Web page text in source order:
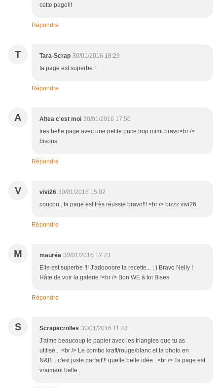
cette page!!!
Répondre
T Tara-Scrap 30/01/2016 18:29
ta page est superbe !
Répondre
A Altea c'est moi 30/01/2016 17:50
tres belle page avec une petite puce trop mimi bravo<br />
bisous
Répondre
V vivi26 30/01/2016 15:02
coucou , ta page est très réussie bravo!!! <br /> bizzz vivi26
Répondre
M mauréa 30/01/2016 12:23
Elle est superbe !!! J'adoooore ta recette... ; ) Bravo Nelly !
Hâte de voir la galerie !<br /> Bon WE à toi Bises
Répondre
S Scrapacrolles 30/01/2016 11:43
J'aime beaucoup le papier avec les triangles que tu as
utilisé... <br /> Le combo kraft/rouge/blanc et ta photo en
N&B... c'est juste parfait!!! quelle belle idée...<br /> Ta page est
vraiment belle...